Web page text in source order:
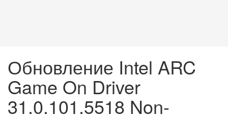
Обновление Intel ARC
Game On Driver
31.0.101.5518 Non-